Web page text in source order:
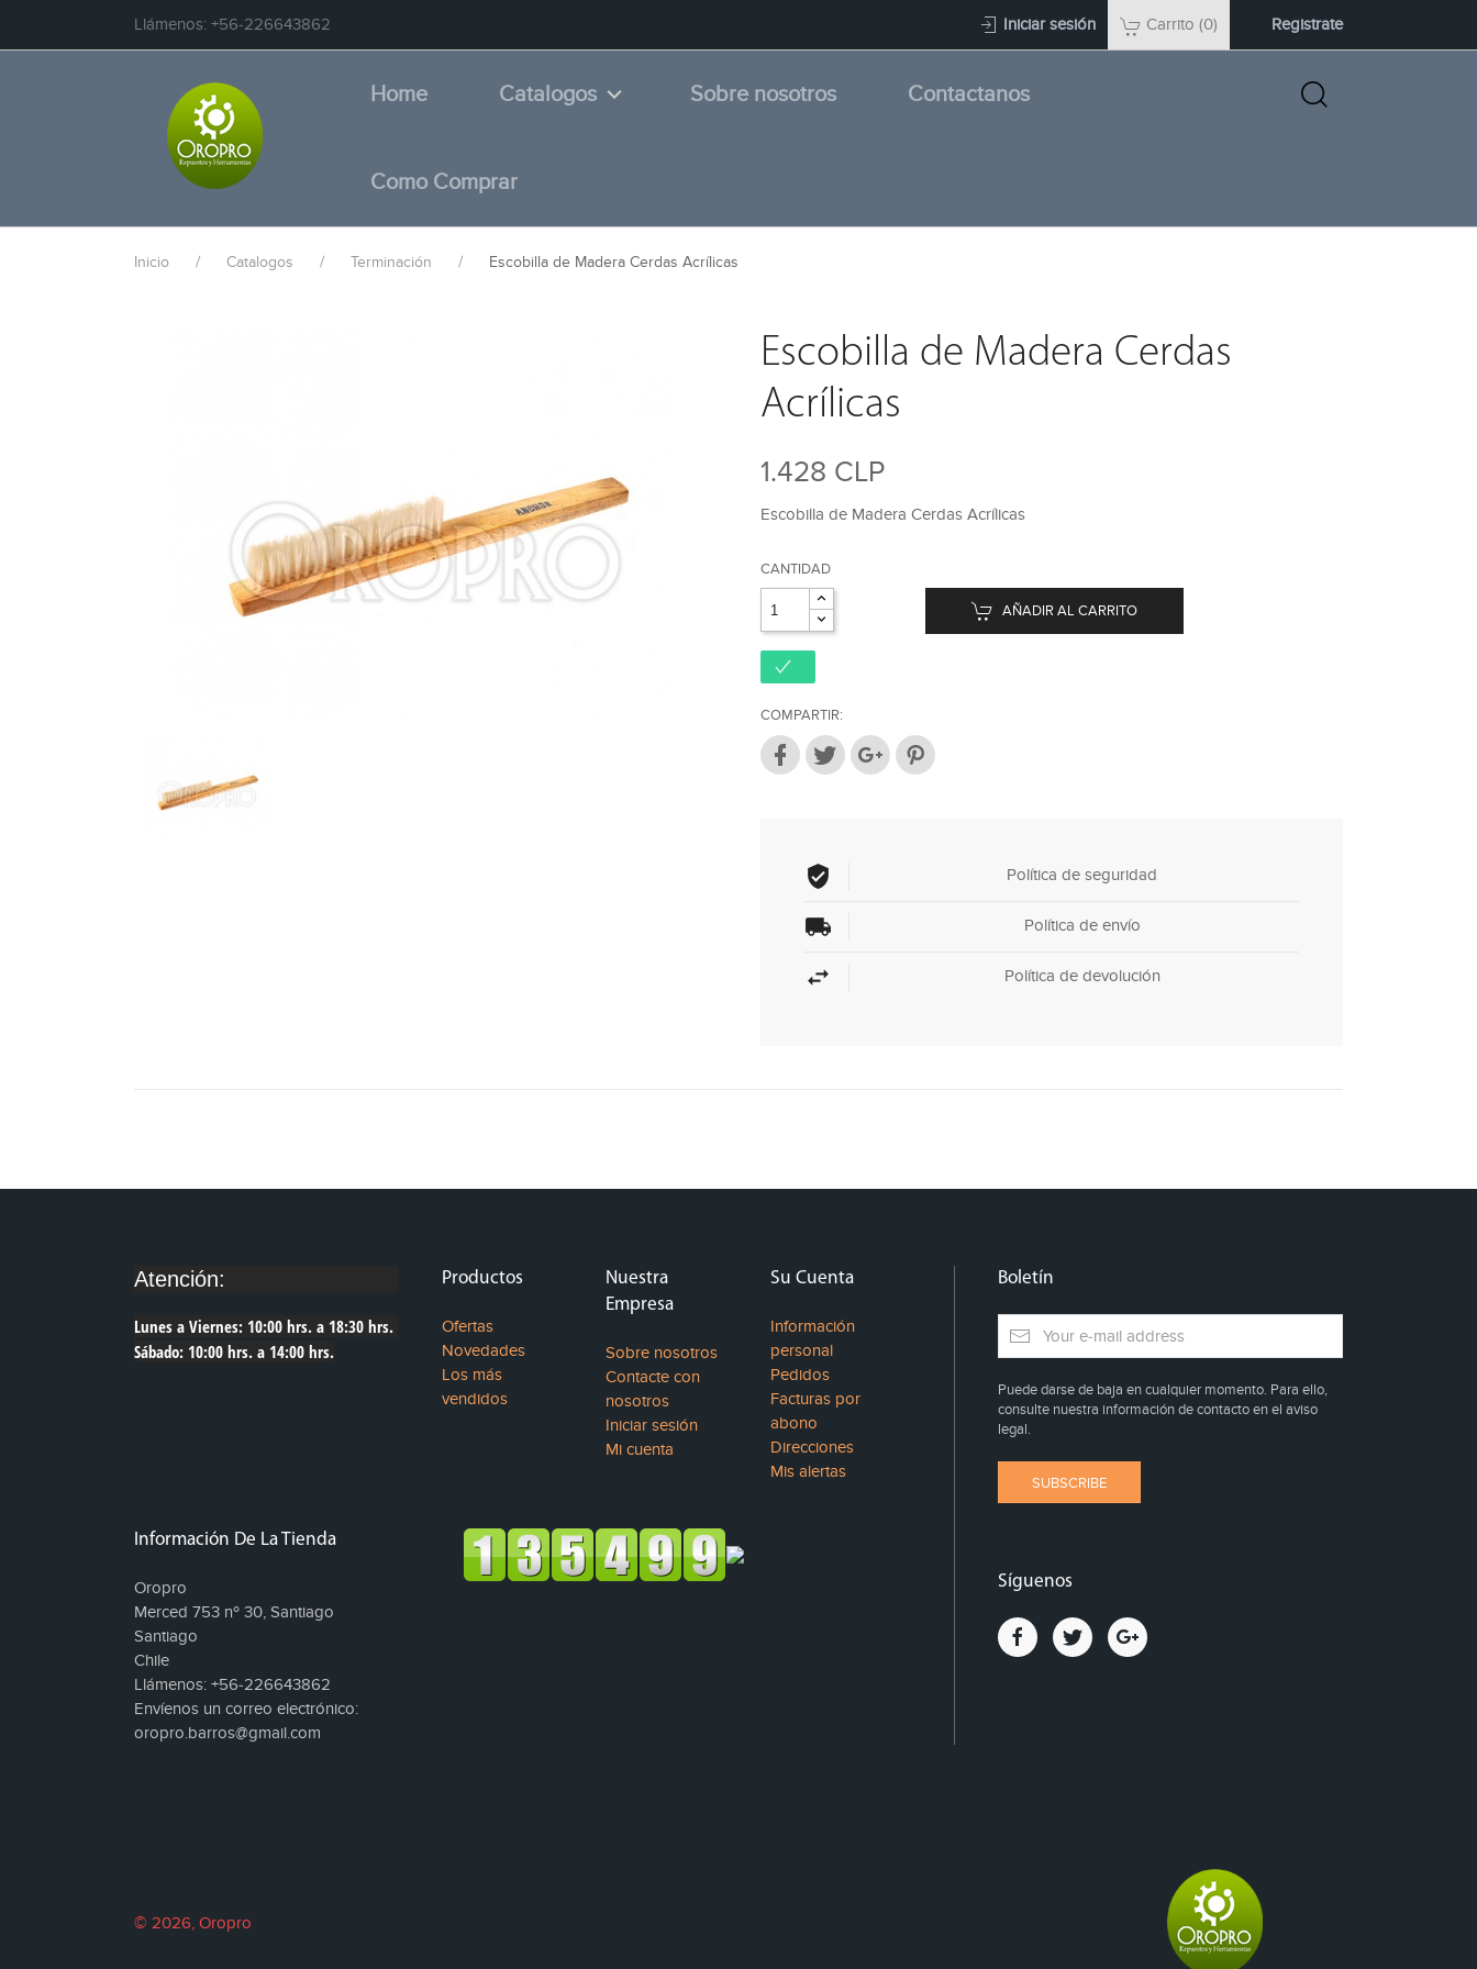
Llámenos: +56-226643862 Iniciar sesión Carrito (0) Registrate
Home Catalogos Sobre nosotros Contactanos
Como Comprar
Inicio Catalogos Terminación Escobilla de Madera Cerdas Acrílicas
Escobilla de Madera Cerdas
Acrílicas
1.428 CLP
Escobilla de Madera Cerdas Acrílicas
CANTIDAD
AÑADIR AL CARRITO
COMPARTIR:
Política de seguridad
Política de envío
Política de devolución
Atención:
Lunes a Viernes: 10:00 hrs. a 18:30 hrs.
Sábado: 10:00 hrs. a 14:00 hrs.
Productos
Ofertas
Novedades
Los más
vendidos
Nuestra
Empresa
Sobre nosotros
Contacte con
nosotros
Iniciar sesión
Mi cuenta
Su Cuenta
Información
personal
Pedidos
Facturas por
abono
Direcciones
Mis alertas
Información De La Tienda
Oropro
Merced 753 nº 30, Santiago
Santiago
Chile
Llámenos: +56-226643862
Envíenos un correo electrónico:
oropro.barros@gmail.com
Boletín
Puede darse de baja en cualquier momento. Para ello,
consulte nuestra información de contacto en el aviso
legal.
Síguenos
© 2026, Oropro